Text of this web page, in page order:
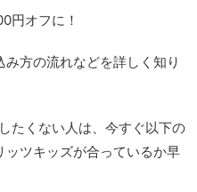
円オフに！
方の流れなどを詳しく知り
たくない人は、今すぐ以下の
ツキッズが合っているか早